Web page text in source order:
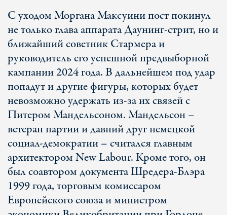
С уходом Моргана Максуини пост покинул
не только глава аппарата Даунинг-стрит, но и
ближайший советник Стармера и
руководитель его успешной предвыборной
кампании 2024 года. В дальнейшем под удар
попадут и другие фигуры, которых будет
невозможно удержать из-за их связей с
Питером Мандельсоном. Мандельсон –
ветеран партии и давний друг немецкой
социал-демократии – считался главным
архитектором New Labour. Кроме того, он
был соавтором документа Шредера-Блэра
1999 года, торговым комиссаром
Европейского союза и министром